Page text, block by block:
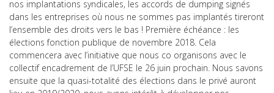
nos implantations syndicales, les accords de dumping signés
dans les entreprises où nous ne sommes pas implantés tireront
l’ensemble des droits vers le bas ! Première échéance : les
élections fonction publique de novembre 2018. Cela
commencera avec l’initiative que nous co organisons avec le
collectif encadrement de l’UFSE le 26 juin prochain. Nous savons
ensuite que la quasi-totalité des élections dans le privé auront